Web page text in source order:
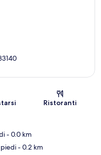
Ristoranti
- 0.0 km
piedi- 0.2 km